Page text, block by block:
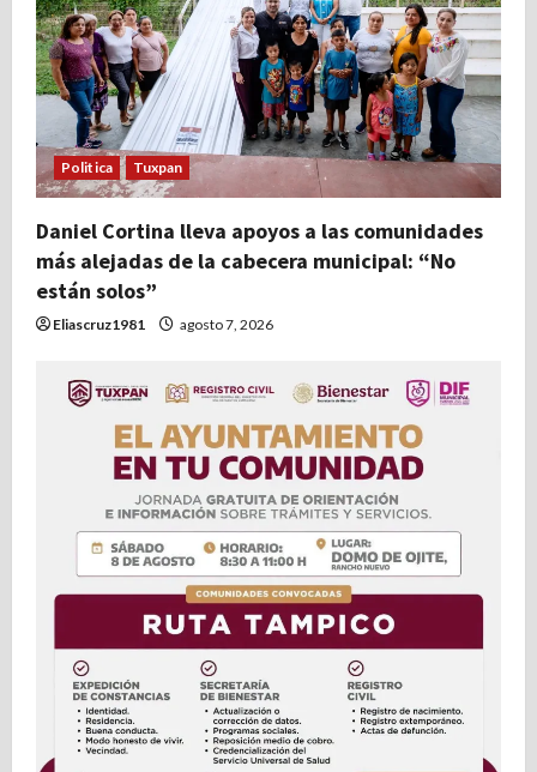
Politica Tuxpan
Daniel Cortina lleva apoyos a las comunidades
más alejadas de la cabecera municipal: “No
están solos”
Eliascruz1981 agosto 7, 2026